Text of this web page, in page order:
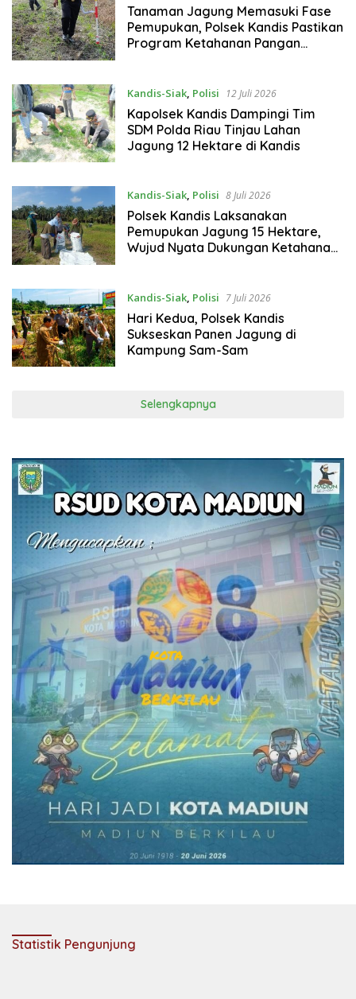
Tanaman Jagung Memasuki Fase
Pemupukan, Polsek Kandis Pastikan
Program Ketahanan Pangan
Kandis-Siak, Polisi 12 Juli 2026
Kapolsek Kandis Dampingi Tim
SDM Polda Riau Tinjau Lahan
Jagung 12 Hektare di Kandis
Kandis-Siak, Polisi 8 Juli 2026
Polsek Kandis Laksanakan
Pemupukan Jagung 15 Hektare,
Wujud Nyata Dukungan Ketahanan
Kandis-Siak, Polisi 7 Juli 2026
Hari Kedua, Polsek Kandis
Sukseskan Panen Jagung di
Kampung Sam-Sam
Selengkapnya
Statistik Pengunjung